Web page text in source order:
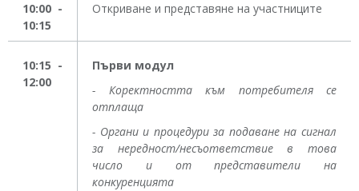
10:00 -
10:15
Откриване и представяне на участниците
10:15 -
12:00
Първи модул
- Коректността към потребителя се
отплаща
- Органи и процедури за подаване на сигнал
за нередност/несъответствие в това
число и от представители на
конкуренцията